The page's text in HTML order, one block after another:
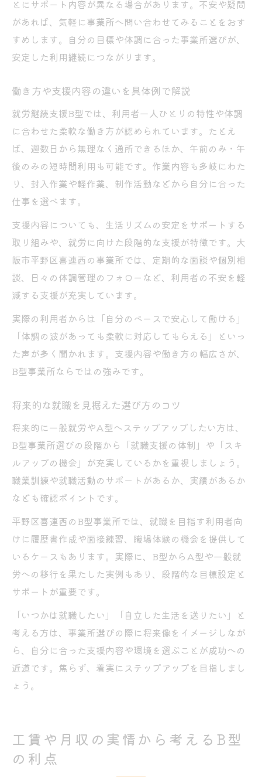
とにサポート内容が異なる場合があります。不安や疑問
があれば、気軽に事業所へ問い合わせてみることをおす
すめします。自分の目標や体調に合った事業所選びが、
安定した利用継続につながります。
働き方や支援内容の違いを具体例で解説
就労継続支援B型では、利用者一人ひとりの特性や体調
に合わせた柔軟な働き方が認められています。たとえ
ば、週数日から無理なく通所できるほか、午前のみ・午
後のみの短時間利用も可能です。作業内容も多岐にわた
り、封入作業や軽作業、制作活動などから自分に合った
仕事を選べます。
支援内容についても、生活リズムの安定をサポートする
取り組みや、就労に向けた段階的な支援が特徴です。大
阪市平野区喜連西の事業所では、定期的な面談や個別相
談、日々の体調管理のフォローなど、利用者の不安を軽
減する支援が充実しています。
実際の利用者からは「自分のペースで安心して働ける」
「体調の波があっても柔軟に対応してもらえる」といっ
た声が多く聞かれます。支援内容や働き方の幅広さが、
B型事業所ならではの強みです。
将来的な就職を見据えた選び方のコツ
将来的に一般就労やA型へステップアップしたい方は、
B型事業所選びの段階から「就職支援の体制」や「スキ
ルアップの機会」が充実しているかを重視しましょう。
職業訓練や就職活動のサポートがあるか、実績があるか
なども確認ポイントです。
平野区喜連西のB型事業所では、就職を目指す利用者向
けに履歴書作成や面接練習、職場体験の機会を提供して
いるケースもあります。実際に、B型からA型や一般就
労への移行を果たした実例もあり、段階的な目標設定と
サポートが重要です。
「いつかは就職したい」「自立した生活を送りたい」と
考える方は、事業所選びの際に将来像をイメージしなが
ら、自分に合った支援内容や環境を選ぶことが成功への
近道です。焦らず、着実にステップアップを目指しまし
ょう。
工賃や月収の実情から考えるB型
の利点